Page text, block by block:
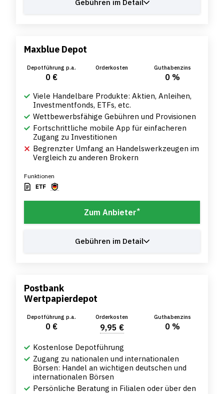
Gebühren im Detail
Maxblue Depot
Depotführung p.a.
0 €
Orderkosten Guthabenzins
0 %
Viele Handelbare Produkte: Aktien, Anleihen,
Investmentfonds, ETFs, etc.
Wettbewerbsfähige Gebühren und Provisionen
Fortschrittliche mobile App für einfacheren
Zugang zu Investitionen
Begrenzter Umfang an Handelswerkzeugen im
Vergleich zu anderen Brokern
Funktionen
Zum Anbieter*
Gebühren im Detail
Postbank
Wertpapierdepot
Depotführung p.a.
0 €
Orderkosten
9,95 €
Guthabenzins
0 %
Kostenlose Depotführung
Zugang zu nationalen und internationalen
Börsen: Handel an wichtigen deutschen und
internationalen Börsen
Persönliche Beratung in Filialen oder über den